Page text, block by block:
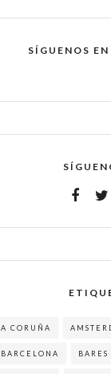
SÍGUENOS
A CORUÑA
BARCELONA BARES